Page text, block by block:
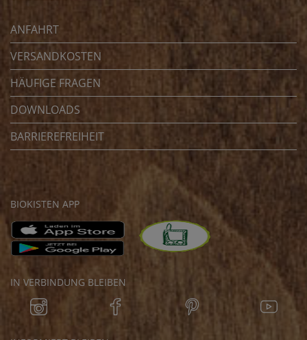
ANFAHRT
VERSANDKOSTEN
HÄUFIGE FRAGEN
DOWNLOADS
BARRIEREFREIHEIT
BIOKISTEN APP
IN VERBINDUNG BLEIBEN